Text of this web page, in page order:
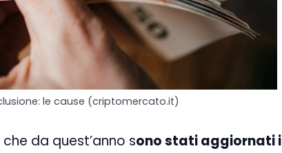
le cause (criptomercato.it)
da quest’anno sono stati aggiornati i